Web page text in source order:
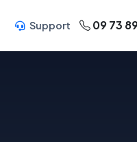
Support 09 73